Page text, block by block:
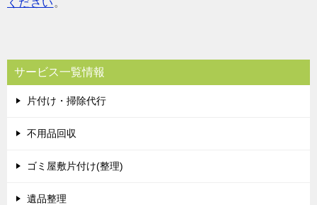
ください 。
サービス一覧情報
片付け・掃除代行
不用品回収
ゴミ屋敷片付け(整理)
遺品整理